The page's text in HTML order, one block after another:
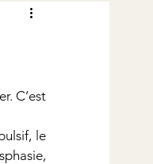
C’est
le